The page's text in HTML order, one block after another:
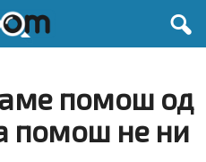
помош од
помош не ни